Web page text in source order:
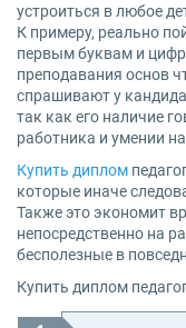
устроиться в любое
К примеру, реально
первым буквам и
преподавания основ
спрашивают у
так как его наличие
работника и умении
Купить диплом
которые иначе
Также это экономит
непосредственно на
бесполезные в
Купить диплом